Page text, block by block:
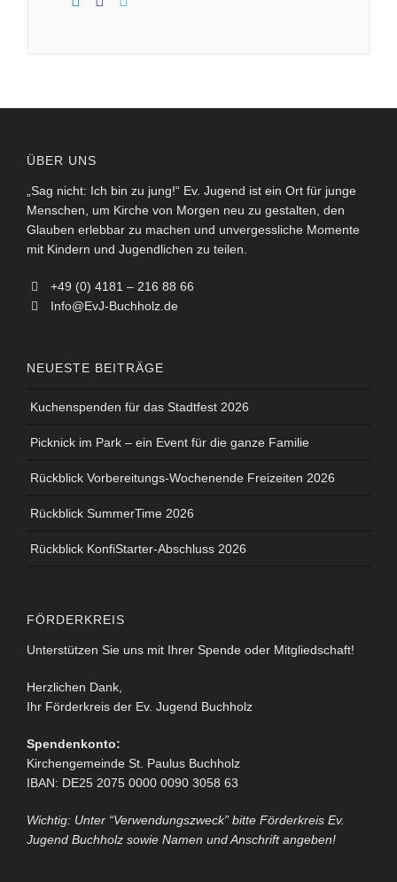
ÜBER UNS
„Sag nicht: Ich bin zu jung!“ Ev. Jugend ist ein Ort für junge
Menschen, um Kirche von Morgen neu zu gestalten, den
Glauben erlebbar zu machen und unvergessliche Momente
mit Kindern und Jugendlichen zu teilen.
+49 (0) 4181 – 216 88 66
Info@EvJ-Buchholz.de
NEUESTE BEITRÄGE
Kuchenspenden für das Stadtfest 2026
Picknick im Park – ein Event für die ganze Familie
Rückblick Vorbereitungs-Wochenende Freizeiten 2026
Rückblick SummerTime 2026
Rückblick KonfiStarter-Abschluss 2026
FÖRDERKREIS
Unterstützen Sie uns mit Ihrer Spende oder Mitgliedschaft!
Herzlichen Dank,
Ihr Förderkreis der Ev. Jugend Buchholz
Spendenkonto:
Kirchengemeinde St. Paulus Buchholz
IBAN: DE25 2075 0000 0090 3058 63
Wichtig: Unter “Verwendungszweck” bitte Förderkreis Ev.
Jugend Buchholz sowie Namen und Anschrift angeben!